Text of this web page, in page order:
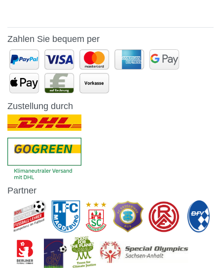
Zahlen Sie bequem per
Zustellung durch
Partner